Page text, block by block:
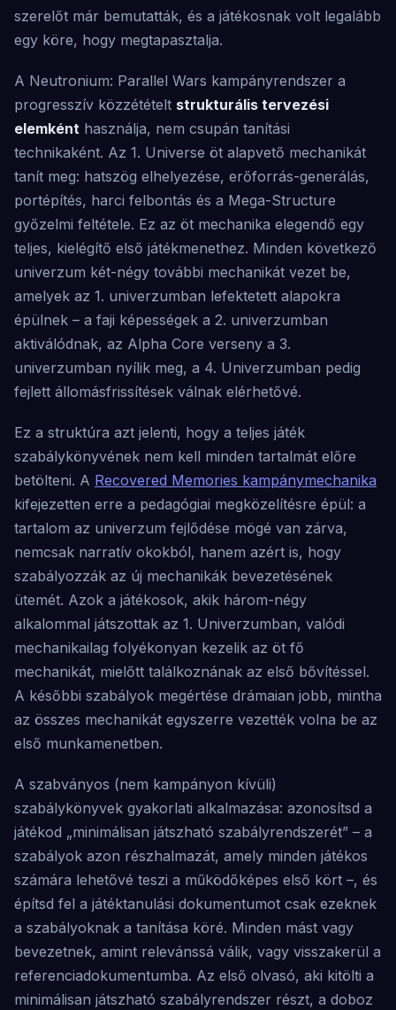
szerelőt már bemutatták, és a játékosnak volt legalább
egy köre, hogy megtapasztalja.
A Neutronium: Parallel Wars kampányrendszer a
progresszív közzétételt strukturális tervezési
elemként használja, nem csupán tanítási
technikaként. Az 1. Universe öt alapvető mechanikát
tanít meg: hatszög elhelyezése, erőforrás-generálás,
portépítés, harci felbontás és a Mega-Structure
győzelmi feltétele. Ez az öt mechanika elegendő egy
teljes, kielégítő első játékmenethez. Minden következő
univerzum két-négy további mechanikát vezet be,
amelyek az 1. univerzumban lefektetett alapokra
épülnek – a faji képességek a 2. univerzumban
aktiválódnak, az Alpha Core verseny a 3.
univerzumban nyílik meg, a 4. Univerzumban pedig
fejlett állomásfrissítések válnak elérhetővé.
Ez a struktúra azt jelenti, hogy a teljes játék
szabálykönyvének nem kell minden tartalmát előre
betölteni. A Recovered Memories kampánymechanika
kifejezetten erre a pedagógiai megközelítésre épül: a
tartalom az univerzum fejlődése mögé van zárva,
nemcsak narratív okokból, hanem azért is, hogy
szabályozzák az új mechanikák bevezetésének
ütemét. Azok a játékosok, akik három-négy
alkalommal játszottak az 1. Univerzumban, valódi
mechanikailag folyékonyan kezelik az öt fő
mechanikát, mielőtt találkoznának az első bővítéssel.
A későbbi szabályok megértése drámaian jobb, mintha
az összes mechanikát egyszerre vezették volna be az
első munkamenetben.
A szabványos (nem kampányon kívüli)
szabálykönyvek gyakorlati alkalmazása: azonosítsd a
játékod „minimálisan játszható szabályrendszerét” – a
szabályok azon részhalmazát, amely minden játékos
számára lehetővé teszi a működőképes első kört –, és
építsd fel a játéktanulási dokumentumot csak ezeknek
a szabályoknak a tanítása köré. Minden mást vagy
bevezetnek, amint relevánssá válik, vagy visszakerül a
referenciadokumentumba. Az első olvasó, aki kitölti a
minimálisan játszható szabályrendszer részt, a doboz